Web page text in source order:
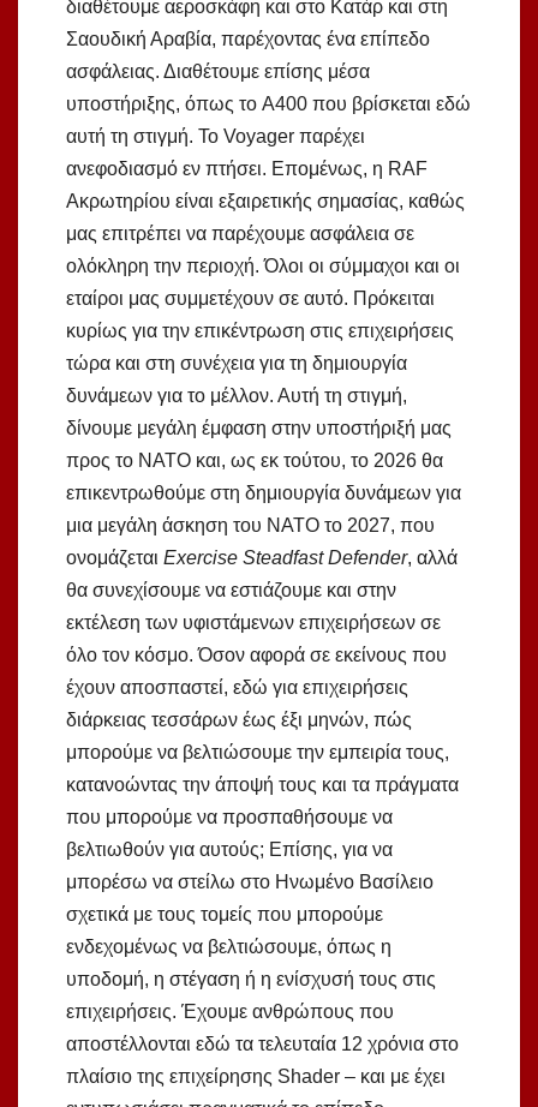
διαθέτουμε αεροσκάφη και στο Κατάρ και στη
Σαουδική Αραβία, παρέχοντας ένα επίπεδο
ασφάλειας. Διαθέτουμε επίσης μέσα
υποστήριξης, όπως το A400 που βρίσκεται εδώ
αυτή τη στιγμή. Το Voyager παρέχει
ανεφοδιασμό εν πτήσει. Επομένως, η RAF
Ακρωτηρίου είναι εξαιρετικής σημασίας, καθώς
μας επιτρέπει να παρέχουμε ασφάλεια σε
ολόκληρη την περιοχή. Όλοι οι σύμμαχοι και οι
εταίροι μας συμμετέχουν σε αυτό. Πρόκειται
κυρίως για την επικέντρωση στις επιχειρήσεις
τώρα και στη συνέχεια για τη δημιουργία
δυνάμεων για το μέλλον. Αυτή τη στιγμή,
δίνουμε μεγάλη έμφαση στην υποστήριξή μας
προς το ΝΑΤΟ και, ως εκ τούτου, το 2026 θα
επικεντρωθούμε στη δημιουργία δυνάμεων για
μια μεγάλη άσκηση του ΝΑΤΟ το 2027, που
ονομάζεται Exercise Steadfast Defender, αλλά
θα συνεχίσουμε να εστιάζουμε και στην
εκτέλεση των υφιστάμενων επιχειρήσεων σε
όλο τον κόσμο. Όσον αφορά σε εκείνους που
έχουν αποσπαστεί, εδώ για επιχειρήσεις
διάρκειας τεσσάρων έως έξι μηνών, πώς
μπορούμε να βελτιώσουμε την εμπειρία τους,
κατανοώντας την άποψή τους και τα πράγματα
που μπορούμε να προσπαθήσουμε να
βελτιωθούν για αυτούς; Επίσης, για να
μπορέσω να στείλω στο Ηνωμένο Βασίλειο
σχετικά με τους τομείς που μπορούμε
ενδεχομένως να βελτιώσουμε, όπως η
υποδομή, η στέγαση ή η ενίσχυσή τους στις
επιχειρήσεις. Έχουμε ανθρώπους που
αποστέλλονται εδώ τα τελευταία 12 χρόνια στο
πλαίσιο της επιχείρησης Shader – και με έχει